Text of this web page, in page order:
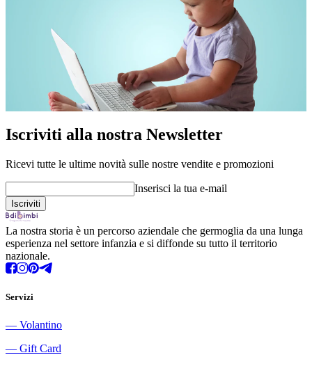
Iscriviti alla nostra Newsletter
Ricevi tutte le ultime novità sulle nostre vendite e promozioni
Inserisci la tua e-mail
La nostra storia è un percorso aziendale che germoglia da una lunga
esperienza nel settore infanzia e si diffonde su tutto il territorio
nazionale.
Servizi
― Volantino
― Gift Card